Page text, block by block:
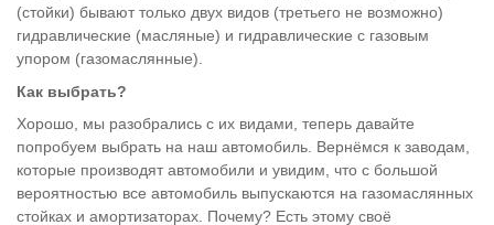
(стойки) бывают только двух видов (третьего не возможно)
гидравлические (масляные) и гидравлические с газовым
упором (газомаслянные).
Как выбрать?
Хорошо, мы разобрались с их видами, теперь давайте
попробуем выбрать на наш автомобиль. Вернёмся к заводам,
которые производят автомобили и увидим, что с большой
вероятностью все автомобиль выпускаются на газомаслянных
стойках и амортизаторах. Почему? Есть этому своё